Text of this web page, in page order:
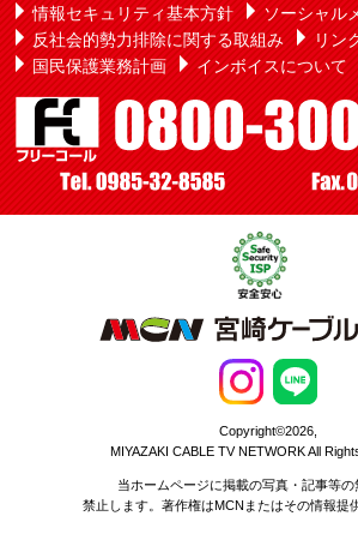
情報セキュリティ基本方針
ソーシャル
反社会的勢力排除に関する取組み
リン
国民保護業務計画
インボイスについて
Copyright©2026,
MIYAZAKI CABLE TV NETWORK All
当ホームページに掲載の写真・記事等の
禁止します。著作権はMCNまたはその情報提